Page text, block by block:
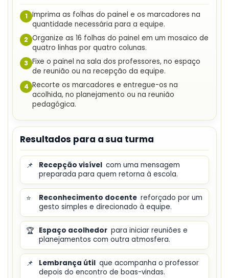
1 Imprima as folhas do painel e os marcadores na
quantidade necessária para a equipe.
2 Organize as 16 folhas do painel em um mosaico de
quatro linhas por quatro colunas.
3 Fixe o painel na sala dos professores, no espaço
de reunião ou na recepção da equipe.
4 Recorte os marcadores e entregue-os na
acolhida, no planejamento ou na reunião
pedagógica.
Resultados para a sua turma
📌 Recepção visível com uma mensagem
preparada para quem retorna à escola.
⭐ Reconhecimento docente reforçado por um
gesto simples e direcionado à equipe.
🏆 Espaço acolhedor para iniciar reuniões e
planejamentos com outra atmosfera.
📌 Lembrança útil que acompanha o professor
depois do encontro de boas-vindas.